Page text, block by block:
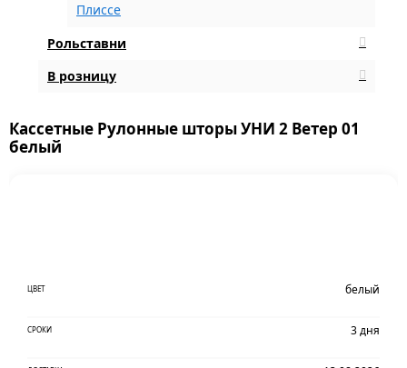
Плиссе
Рольставни
В розницу
Кассетные Рулонные шторы УНИ 2 Ветер 01
белый
ЦВЕТ белый
СРОКИ 3 дня